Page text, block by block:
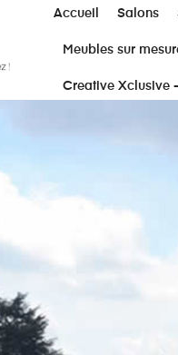
Accueil Salons
Meubles sur
Creative Xclusive